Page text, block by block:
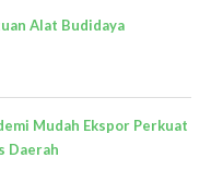
Alat Budidaya
Mudah Ekspor Perkuat
Daerah